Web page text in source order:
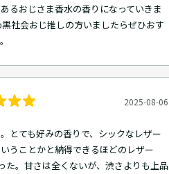
るおじさま香水の香りになっていきま
社会おじ推しの方いましたらぜひおす
2025-08-06
とても好みの香りで、シックなレザー
うことかと納得できるほどのレザー
た。甘さは全くないが、渋さよりも上品